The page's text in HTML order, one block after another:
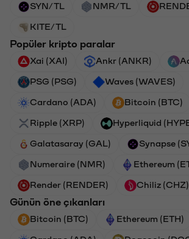
SYN/TL NMR/TL
KITE/TL
Popüler kripto paralar
Xai (XAI) Ankr (ANKR)
PSG (PSG) Waves (WAVES)
Cardano (ADA) Bitcoin (BTC)
Ripple (XRP) Hyperliquid
Galatasaray (GAL) Synapse
Numeraire (NMR) Ethereum
Render (RENDER) Chiliz (CHZ)
Günün öne çıkanları
Bitcoin (BTC) Ethereum (ETH)